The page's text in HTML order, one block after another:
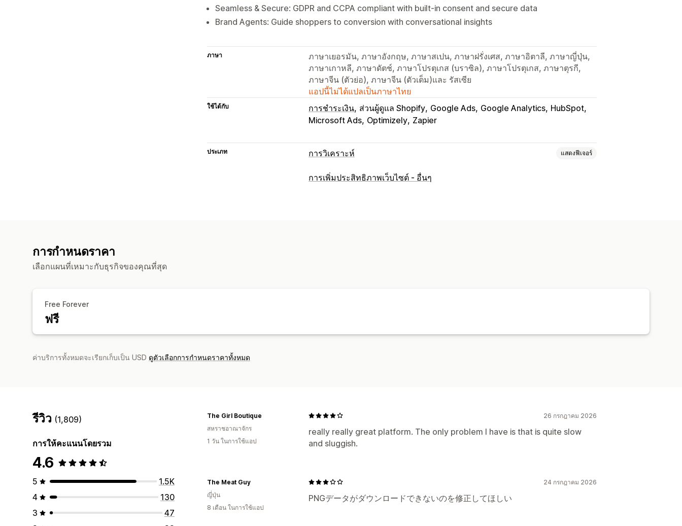
Seamless & Secure: GDPR and CCPA compliant with built‑in consent and secure data
Brand Agents: Guide shoppers to conversion with conversational insights
ภาษา
ภาษาเยอรมัน, ภาษาอังกฤษ, ภาษาสเปน, ภาษาฝรั่งเศส, ภาษาอิตาลี, ภาษาญี่ปุ่น,
ภาษาเกาหลี, ภาษาดัตช์, ภาษาโปรตุเกส (บราซิล), ภาษาโปรตุเกส, ภาษาตุรกี,
ภาษาจีน (ตัวย่อ), ภาษาจีน (ตัวเต็ม)และ รัสเซีย
แอปนี้ไม่ได้แปลเป็นภาษาไทย
ใช้ได้กับ การชำระเงิน ส่วนผู้ดูแล Shopify Google Ads Google Analytics HubSpot
Microsoft Ads Optimizely Zapier
ประเภท การวิเคราะห์ แสดงฟีเจอร์
พฤติกรรมของลูกค้า
การเพิ่มประสิทธิภาพเว็บไซต์ - อื่นๆ
การกำหนดราคา
เลือกแผนที่เหมาะกับธุรกิจของคุณที่สุด
Free Forever
ฟรี
ค่าบริการทั้งหมดจะเรียกเก็บเป็น USD ดูตัวเลือกการกำหนดราคาทั้งหมด
รีวิว (1,809)
การให้คะแนนโดยรวม
4.6
5
1.5K
4
130
3
47
26 กรกฎาคม 2026
really really great platform. The only problem I have is that is quite slow
and sluggish.
The Girl Boutique
สหราชอาณาจักร
1 วัน ในการใช้แอป
24 กรกฎาคม 2026
PNGデータがダウンロードできないのを修正してほしい
The Meat Guy
ญี่ปุ่น
8 เดือน ในการใช้แอป